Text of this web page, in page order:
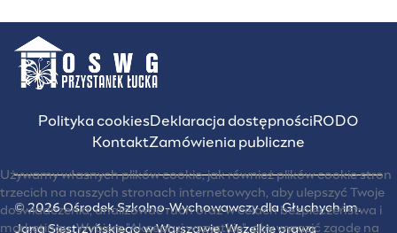
Polityka cookiesDeklaracja dostępności RODO
KontaktZamówienia publiczne
© 2026 Ośrodek Szkolno-Wychowawczy dla Głuchych im.
Jana Siestrzyńskiego w Warszawie. Wszelkie prawa
Używamy własnych plików cookie, jak również plików cookie stron
trzecich na naszych stronach internetowych, aby ulepszyć Twoje
doświadczenia, analizować ruch oraz w celach bezpieczeństwa i
marketingu. Wybierz "Akceptuj wszystkie", aby wyrazić zgodę na